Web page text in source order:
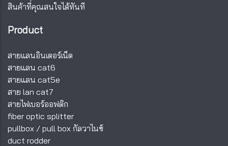
สินค้าที่คุณสนใจได้ทันที
Product
สายแลนอินเตอร์เน็ต
สายแลน cat6
สายแลน cat5e
สาย lan cat7
สายไฟเบอร์ออฟติก
fiber optic splitter
pullbox / pull box กัลวาไนซ์
duct rodder